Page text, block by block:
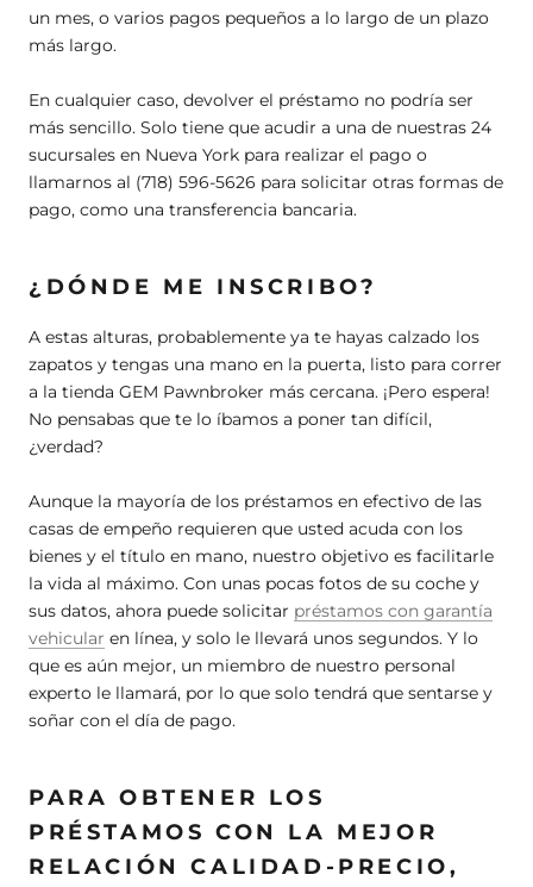
un mes, o varios pagos pequeños a lo largo de un plazo
más largo.
En cualquier caso, devolver el préstamo no podría ser
más sencillo. Solo tiene que acudir a una de nuestras 24
sucursales en Nueva York para realizar el pago o
llamarnos al (718) 596-5626 para solicitar otras formas de
pago, como una transferencia bancaria.
¿DÓNDE ME INSCRIBO?
A estas alturas, probablemente ya te hayas calzado los
zapatos y tengas una mano en la puerta, listo para correr
a la tienda GEM Pawnbroker más cercana. ¡Pero espera!
No pensabas que te lo íbamos a poner tan difícil,
¿verdad?
Aunque la mayoría de los préstamos en efectivo de las
casas de empeño requieren que usted acuda con los
bienes y el título en mano, nuestro objetivo es facilitarle
la vida al máximo. Con unas pocas fotos de su coche y
sus datos, ahora puede solicitar préstamos con garantía
vehicular en línea, y solo le llevará unos segundos. Y lo
que es aún mejor, un miembro de nuestro personal
experto le llamará, por lo que solo tendrá que sentarse y
soñar con el día de pago.
PARA OBTENER LOS
PRÉSTAMOS CON LA MEJOR
RELACIÓN CALIDAD-PRECIO,